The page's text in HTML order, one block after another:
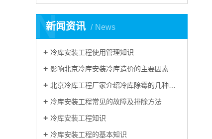
新闻资讯 News
N
冷库安装工程使用管理知识
影响北京冷库安装冷库造价的主要因素有哪些？
北京冷库工程厂家介绍冷库除霉的几种方法
冷库安装工程常见的故障及排除方法
冷库安装工程知识
冷库安装工程的基本知识